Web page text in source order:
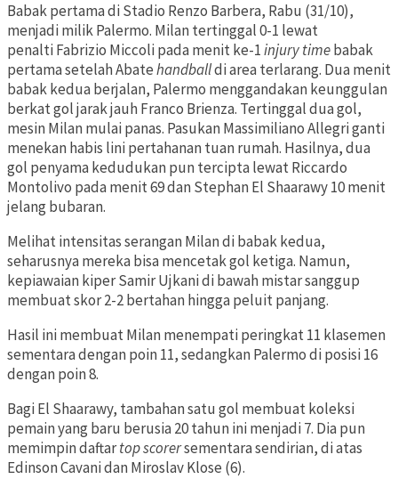
Babak pertama di Stadio Renzo Barbera, Rabu (31/10),
menjadi milik Palermo. Milan tertinggal 0-1 lewat
penalti Fabrizio Miccoli pada menit ke-1injury timebabak
pertama setelah Abatehandballdi area terlarang. Dua menit
babak kedua berjalan, Palermo menggandakan keunggulan
berkat gol jarak jauh Franco Brienza. Tertinggal dua gol,
mesin Milan mulai panas. Pasukan Massimiliano Allegri ganti
menekan habis lini pertahanan tuan rumah. Hasilnya, dua
gol penyama kedudukan pun tercipta lewat Riccardo
Montolivo pada menit 69 dan Stephan El Shaarawy 10 menit
jelang bubaran.
Melihat intensitas serangan Milan di babak kedua,
seharusnya mereka bisa mencetak gol ketiga. Namun,
kepiawaian kiper Samir Ujkani di bawah mistar sanggup
membuat skor 2-2 bertahan hingga peluit panjang.
Hasil ini membuat Milan menempati peringkat 11 klasemen
sementara dengan poin 11, sedangkan Palermo di posisi 16
dengan poin 8.
Bagi El Shaarawy, tambahan satu gol membuat koleksi
pemain yang baru berusia 20 tahun ini menjadi 7. Dia pun
memimpin daftartop scorersementara sendirian, di atas
Edinson Cavani dan Miroslav Klose (6).